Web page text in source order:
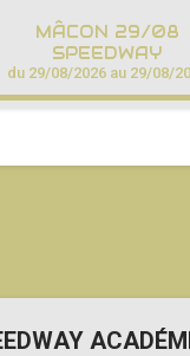
MÂCON 29/08
SPEEDWAY
du 29/08/2026 au 29/08/